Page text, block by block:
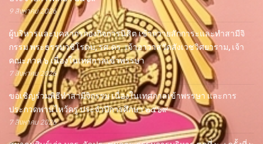
9 สิงหาคม 2026
ผู้บริหารและบุคลากรกองกิจการนิสิต เข้าถวายสักการะและทำสามีจิ
กรรม พระธรรมวชิโรดม, รศ.ดร. เจ้าอาวาสวัดสังเวชวิศยาราม, เจ้า
คณะภาค ๖ เนื่องในเทศกาลเข้าพรรษา
7 สิงหาคม 2026
ขอเชิญร่วมพิธีทำสามีจิกรรม เนื่องในเทศกาลเข้าพรรษา และการ
ประกวดพานไหว้ครู ประจำปีการศึกษา ๒๕๖๙
7 สิงหาคม 2026